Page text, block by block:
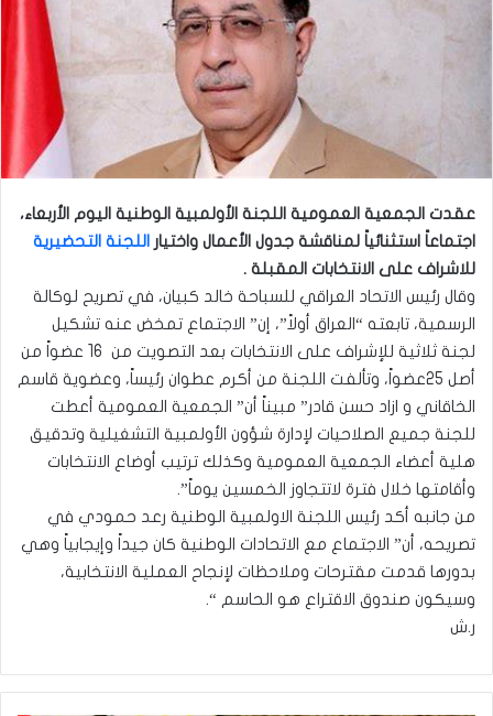
عقدت الجمعية العمومية اللجنة الأولمبية الوطنية اليوم الأربعاء،
اجتماعاً استثنائياً لمناقشة جدول الأعمال واختيار اللجنة التحضيرية
للاشراف على الانتخابات المقبلة .
وقال رئيس الاتحاد العراقي للسباحة خالد كبيان، في تصريح لوكالة
الرسمية، تابعته “العراق أولاً”، إن” الاجتماع تمخض عنه تشكيل
لجنة ثلاثية للإشراف على الانتخابات بعد التصويت من 16 عضواً من
أصل 25عضواً، وتألفت اللجنة من أكرم عطوان رئيساً، وعضوية قاسم
الخاقاني و ازاد حسن قادر” مبيناً أن” الجمعية العمومية أعطت
للجنة جميع الصلاحيات لإدارة شؤون الأولمبية التشغيلية وتدقيق
هلية أعضاء الجمعية العمومية وكذلك ترتيب أوضاع الانتخابات
وأقامتها خلال فترة لاتتجاوز الخمسين يوماً”.
من جانبه أكد رئيس اللجنة الاولمبية الوطنية رعد حمودي في
تصريحه، أن” الاجتماع مع الاتحادات الوطنية كان جيداً وإيجابياً وهي
بدورها قدمت مقترحات وملاحظات لإنجاح العملية الانتخابية،
وسيكون صندوق الاقتراع هو الحاسم “.
ر.ش